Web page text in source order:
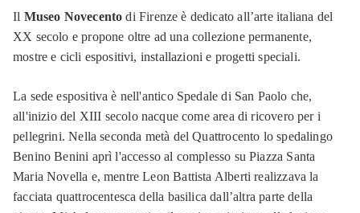
Il Museo Novecento di Firenze è dedicato all’arte italiana del
XX secolo e propone oltre ad una collezione permanente,
mostre e cicli espositivi, installazioni e progetti speciali.
La sede espositiva è nell'antico Spedale di San Paolo che,
all'inizio del XIII secolo nacque come area di ricovero per i
pellegrini. Nella seconda metà del Quattrocento lo spedalingo
Benino Benini aprì l'accesso al complesso su Piazza Santa
Maria Novella e, mentre Leon Battista Alberti realizzava la
facciata quattrocentesca della basilica dall’altra parte della